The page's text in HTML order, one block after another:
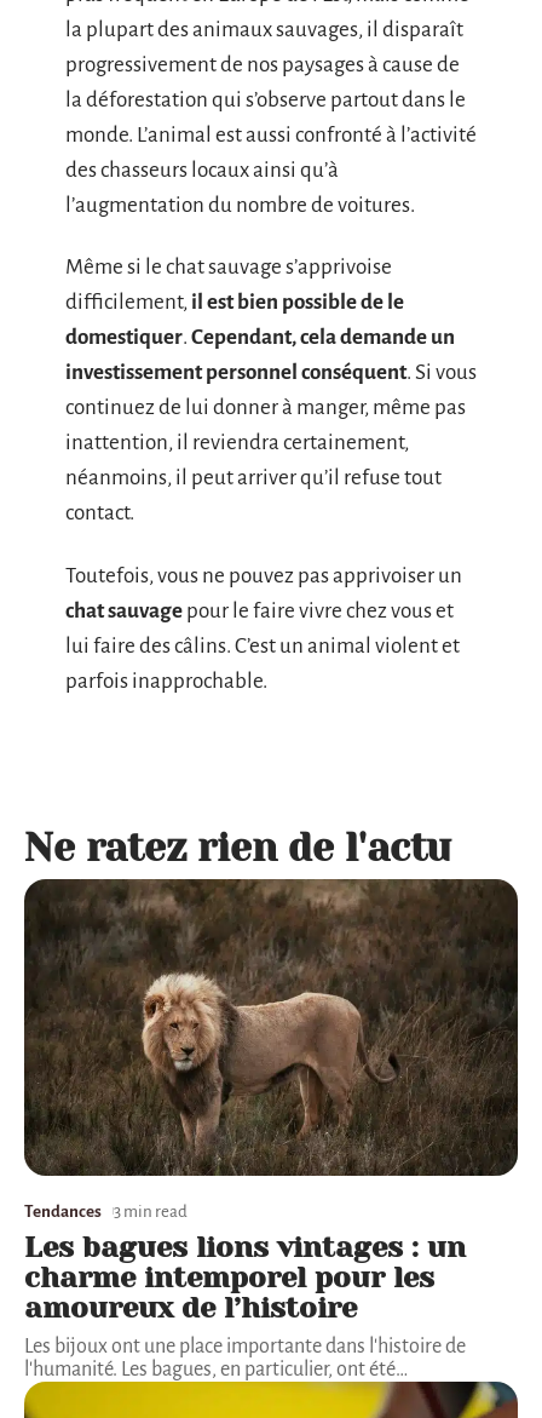
la plupart des animaux sauvages, il disparaît
progressivement de nos paysages à cause de
la déforestation qui s’observe partout dans le
monde. L’animal est aussi confronté à l’activité
des chasseurs locaux ainsi qu’à
l’augmentation du nombre de voitures.
Même si le chat sauvage s’apprivoise
difficilement, il est bien possible de le
domestiquer. Cependant,cela demande un
investissement personnel conséquent. Si vous
continuez de lui donner à manger, même pas
inattention, il reviendra certainement,
néanmoins, il peut arriver qu’il refuse tout
contact.
Toutefois, vous ne pouvez pas apprivoiser un
chat sauvage pour le faire vivre chez vous et
lui faire des câlins. C’est un animal violent et
parfois inapprochable.
Ne ratez rien de l'actu
Tendances 3 min read
Les bagues lions vintages : un
charme intemporel pour les
amoureux de l’histoire
Les bijoux ont une place importante dans l'histoire de
l'humanité. Les bagues, en particulier, ont été…